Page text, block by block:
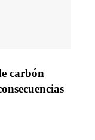
carbón